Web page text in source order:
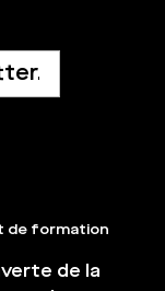
de formation
de la